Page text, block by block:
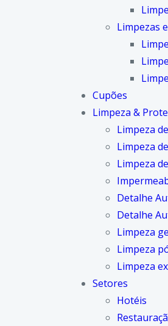
Limpezas
Cupões
Limpeza &
Limpeza
Limpeza
Limpeza
Detalhe
Detalhe
Limpeza
Limpeza
Limpeza
Setores
Hotéis